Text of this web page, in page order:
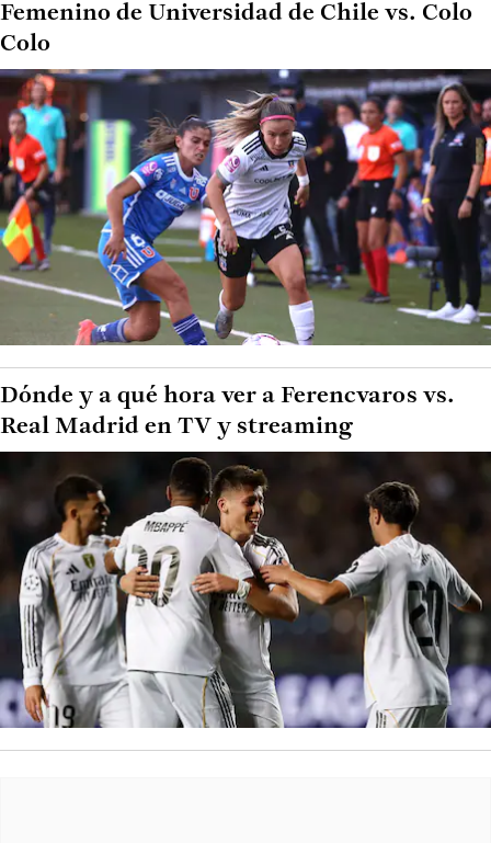
Femenino de Universidad de Chile vs. Colo
Colo
Dónde y a qué hora ver a Ferencvaros vs.
Real Madrid en TV y streaming